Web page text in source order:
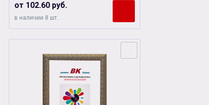
от 102.60 руб.
в наличии 8 шт.